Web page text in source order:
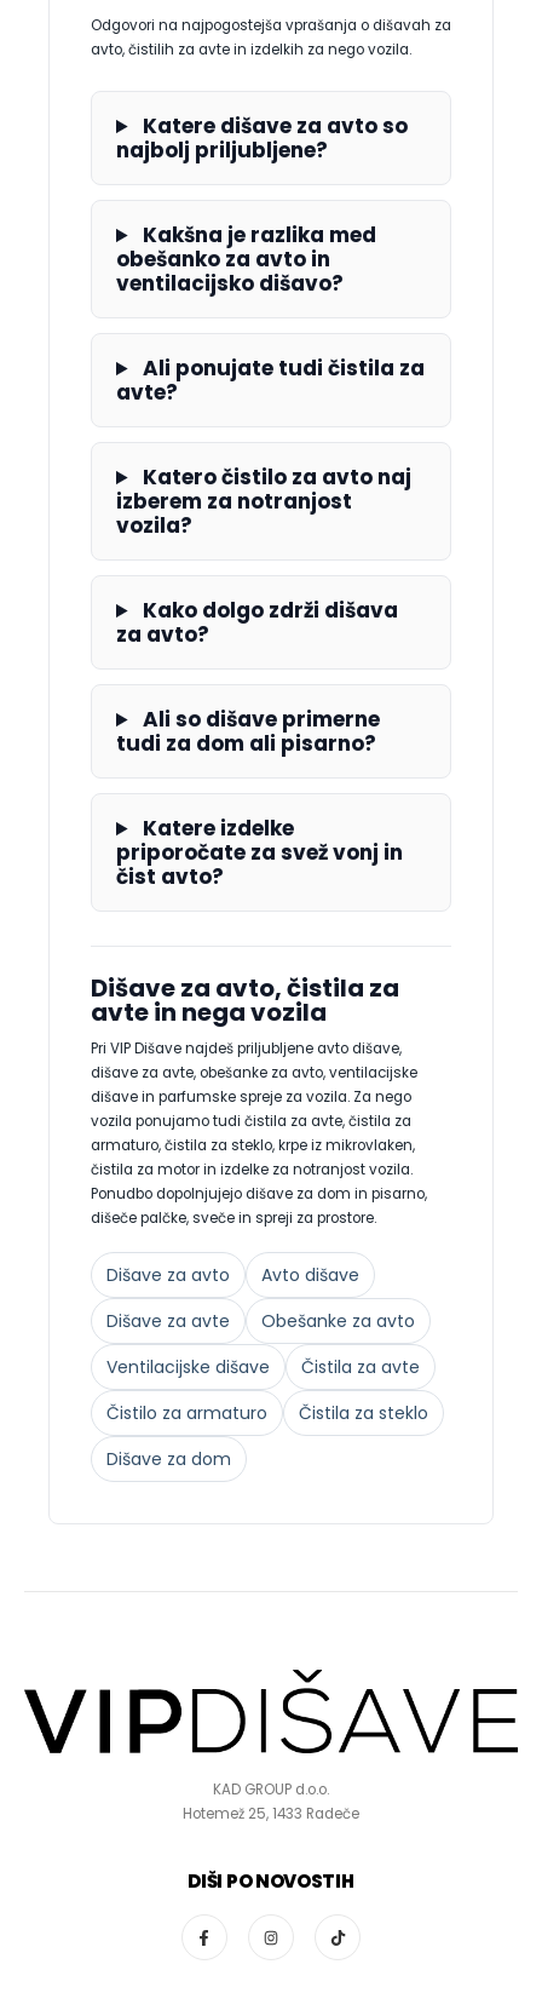
Odgovori na najpogostejša vprašanja o dišavah za
avto, čistilih za avte in izdelkih za nego vozila.
Katere dišave za avto so
najbolj priljubljene?
Kakšna je razlika med
obešanko za avto in
ventilacijsko dišavo?
Ali ponujate tudi čistila za
avte?
Katero čistilo za avto naj
izberem za notranjost
vozila?
Kako dolgo zdrži dišava
za avto?
Ali so dišave primerne
tudi za dom ali pisarno?
Katere izdelke
priporočate za svež vonj in
čist avto?
Dišave za avto, čistila za
avte in nega vozila
Pri VIP Dišave najdeš priljubljene avto dišave,
dišave za avte, obešanke za avto, ventilacijske
dišave in parfumske spreje za vozila. Za nego
vozila ponujamo tudi čistila za avte, čistila za
armaturo, čistila za steklo, krpe iz mikrovlaken,
čistila za motor in izdelke za notranjost vozila.
Ponudbo dopolnjujejo dišave za dom in pisarno,
dišeče palčke, sveče in spreji za prostore.
Dišave za avto
Avto dišave
Dišave za avte
Obešanke za avto
Ventilacijske dišave
Čistila za avte
Čistilo za armaturo
Čistila za steklo
Dišave za dom
KAD GROUP d.o.o.
Hotemež 25, 1433 Radeče
DIŠI PO NOVOSTIH